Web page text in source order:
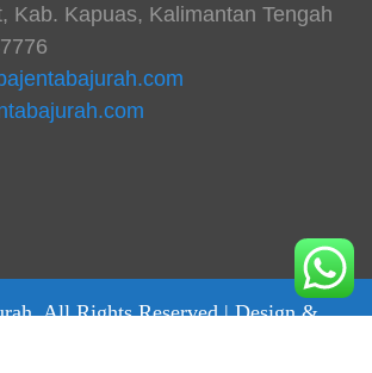
Kab. Kapuas, Kalimantan Tengah
All Rights Reserved |Design &